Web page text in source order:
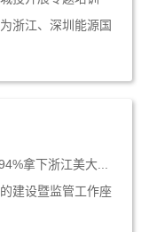
浙江、深圳能源国
拿下浙江美大...
建设暨监管工作座